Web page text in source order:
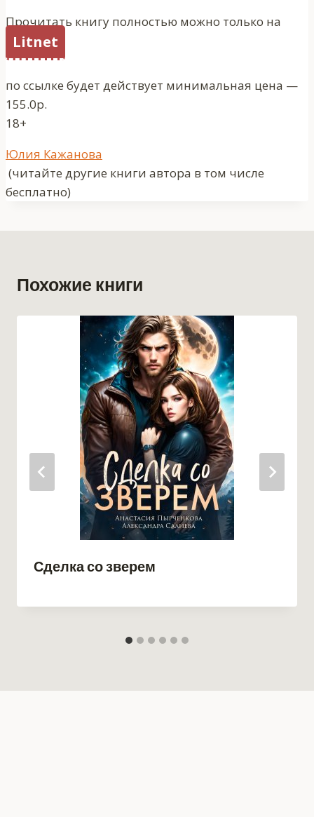
Прочитать книгу полностью можно только на
Litnet
по ссылке будет действует минимальная цена —
155.0р.
18+
Метки
записи:
Юлия Кажанова
(читайте другие книги автора в том числе
бесплатно)
Похожие книги
Сделка со зверем